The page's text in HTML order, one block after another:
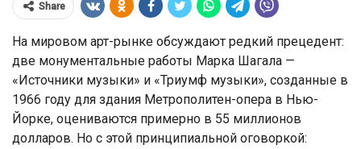
Share
На мировом арт-рынке обсуждают редкий прецедент:
две монументальные работы Марка Шагала —
«Источники музыки» и «Триумф музыки», созданные в
1966 году для здания Метрополитен-опера в Нью-
Йорке, оцениваются примерно в 55 миллионов
долларов. Но с этой принципиальной оговоркой: